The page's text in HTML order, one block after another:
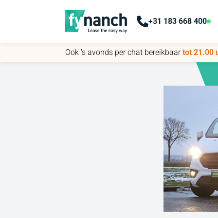
+31 183 668 400
Ook 's avonds per chat bereikbaartot 21.00
+31 183 668 400
Ook 's avonds per chat bereikbaartot 21.00